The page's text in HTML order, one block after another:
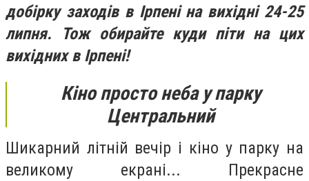
добірку заходів в Ірпені на вихідні 24-25
липня. Тож обирайте куди піти на цих
вихідних в Ірпені!
Кіно просто неба у парку
Центральний
Шикарний літній вечір і кіно у парку на
великому екрані... Прекрасне